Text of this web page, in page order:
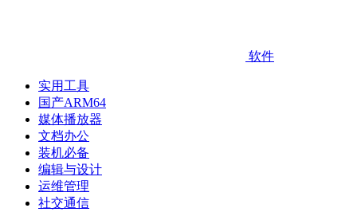
软件
实用工具
国产ARM64
媒体播放器
文档办公
装机必备
编辑与设计
运维管理
社交通信